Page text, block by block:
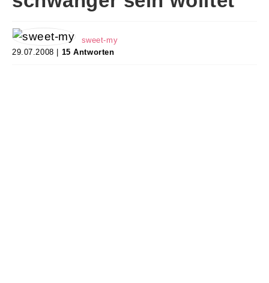
sweet-my
29.07.2008 | 15 Antworten